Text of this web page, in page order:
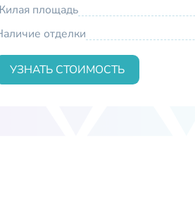
площадь
отделки
УЗНАТЬ СТОИМОСТЬ